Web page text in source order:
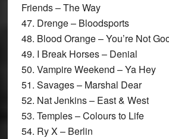
Friends – The Way
47. Drenge – Bloodsports
48. Blood Orange – You’re Not
49. I Break Horses – Denial
50. Vampire Weekend – Ya Hey
51. Savages – Marshal Dear
52. Nat Jenkins – East & West
53. Temples – Colours to Life
54. Ry X – Berlin